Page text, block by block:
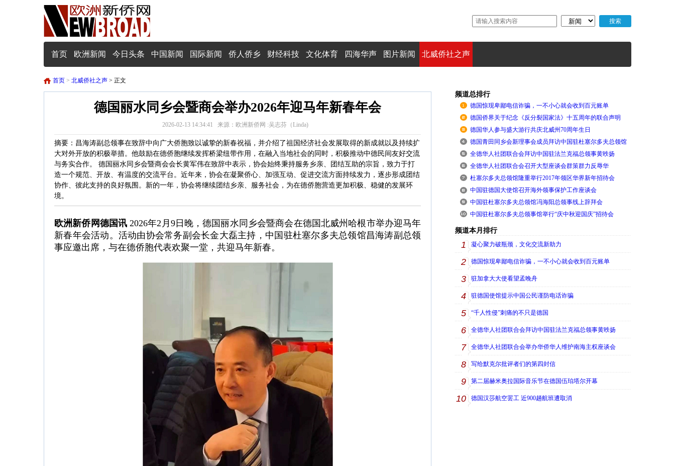
首页 欧洲新闻 今日头条 中国新闻 国际新闻 侨人侨乡 财经科技 文化体育 四海华声 图片新闻 北威侨社之声
首页 > 北威侨社之声 > 正文
德国丽水同乡会暨商会举办2026年迎马年新春年会
2026-02-13 14:34:41 来源：欧洲新侨网 :吴志芬（Linda)
摘要：昌海涛副总领事在致辞中向广大侨胞致以诚挚的新春祝福，并介绍了祖国经济社会发展取得的新成就以及持续扩
大对外开放的积极举措。他鼓励在德侨胞继续发挥桥梁纽带作用，在融入当地社会的同时，积极推动中德民间友好交流
与务实合作。 德国丽水同乡会暨商会会长黄军伟在致辞中表示，协会始终秉持服务乡亲、团结互助的宗旨，致力于打
造一个规范、开放、有温度的交流平台。近年来，协会在凝聚侨心、加强互动、促进交流方面持续发力，逐步形成团结
协作、彼此支持的良好氛围。新的一年，协会将继续团结乡亲、服务社会，为在德侨胞营造更加积极、稳健的发展环
境。
欧洲新侨网德国讯 2026年2月9日晚，德国丽水同乡会暨商会在德国北威州哈根市举办迎马年
新春年会活动。活动由协会常务副会长金大磊主持，中国驻杜塞尔多夫总领馆昌海涛副总领
事应邀出席，与在德侨胞代表欢聚一堂，共迎马年新春。
频道总排行
德国惊现卑鄙电信诈骗，一不小心就会收到百元账单
德国侨界关于纪念《反分裂国家法》十五周年的联合声明
德国华人参与盛大游行共庆北威州70周年生日
德国青田同乡会新理事会成员拜访中国驻杜塞尔多夫总领馆
全德华人社团联合会拜访中国驻法兰克福总领事黄昳扬
全德华人社团联合会召开大型座谈会群策群力反辱华
杜塞尔多夫总领馆隆重举行2017年领区华界新年招待会
中国驻德国大使馆召开海外领事保护工作座谈会
中国驻杜塞尔多夫总领馆冯海阳总领事线上辞拜会
中国驻杜塞尔多夫总领事馆举行“庆中秋迎国庆”招待会
频道本月排行
1 凝心聚力破瓶颈，文化交流新助力
2 德国惊现卑鄙电信诈骗，一不小心就会收到百元账单
3 驻加拿大大使看望孟晚舟
4 驻德国使馆提示中国公民谨防电话诈骗
5 “千人性侵”刺痛的不只是德国
6 全德华人社团联合会拜访中国驻法兰克福总领事黄昳扬
7 全德华人社团联合会举办华侨华人维护南海主权座谈会
8 写给默克尔批评者们的第四封信
9 第二届赫米奥拉国际音乐节在德国伍珀塔尔开幕
10 德国汉莎航空罢工 近900趟航班遭取消